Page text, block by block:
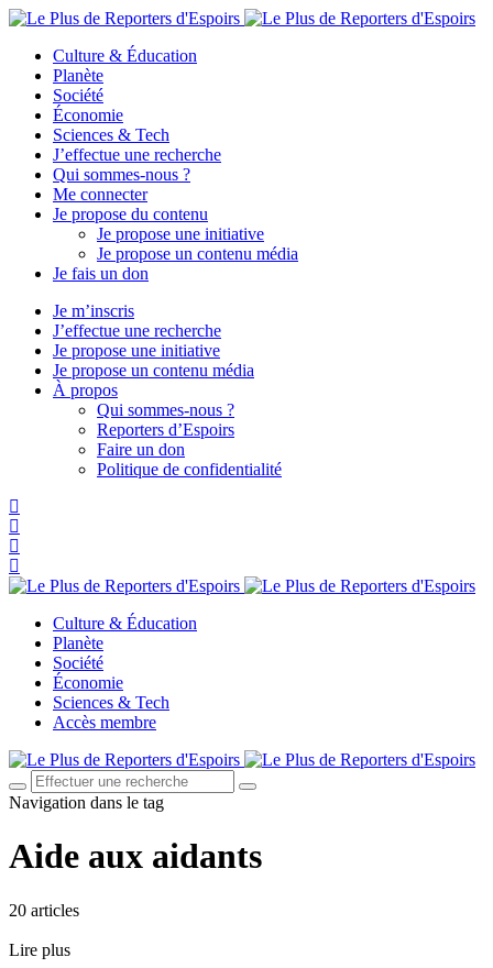
Culture & Éducation
Planète
Société
Économie
Sciences & Tech
J’effectue une recherche
Qui sommes-nous ?
Me connecter
Je propose du contenu
Je propose une initiative
Je propose un contenu média
Je fais un don
Je m’inscris
J’effectue une recherche
Je propose une initiative
Je propose un contenu média
À propos
Qui sommes-nous ?
Reporters d’Espoirs
Faire un don
Politique de confidentialité
Culture & Éducation
Planète
Société
Économie
Sciences & Tech
Accès membre
Navigation dans le tag
Aide aux aidants
20 articles
Lire plus